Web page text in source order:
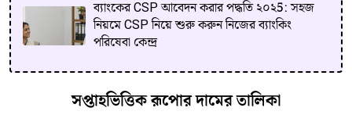
ব্যাংকের CSP আবেদন করার পদ্ধতি ২০২5: সহজ
নিয়মে CSP নিয়ে শুরু করুন নিজের ব্যাংকিং
পরিষেবা কেন্দ্র
সপ্তাহভিত্তিক রূপোর দামের তালিকা